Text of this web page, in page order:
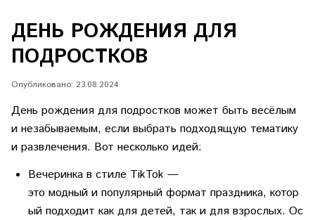
ДЕНЬ РОЖДЕНИЯ ДЛЯ
ПОДРОСТКОВ
Опубликовано: 23.08.2024
День рождения для подростков может быть весёлым
и незабываемым, если выбрать подходящую тематику
и развлечения. Вот несколько идей:
Вечеринка в стиле TikTok —
это модный и популярный формат праздника, котор
ый подходит как для детей, так и для взрослых. Ос